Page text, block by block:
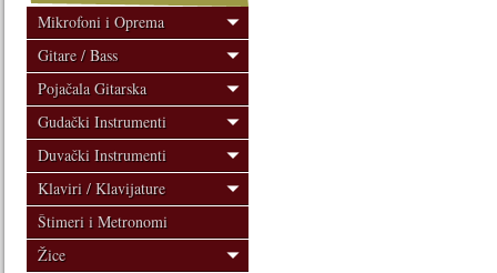
Mikrofoni i Oprema
Gitare / Bass
Pojačala Gitarska
Gudački Instrumenti
Duvački Instrumenti
Klaviri / Klavijature
Štimeri i Metronomi
Žice